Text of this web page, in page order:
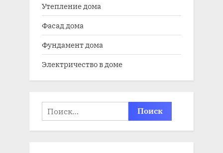
Утепление дома
Фасад дома
Фундамент дома
Электричество в доме
Найти: